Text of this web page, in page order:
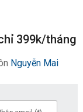
399k/tháng
Nguyễn Mai